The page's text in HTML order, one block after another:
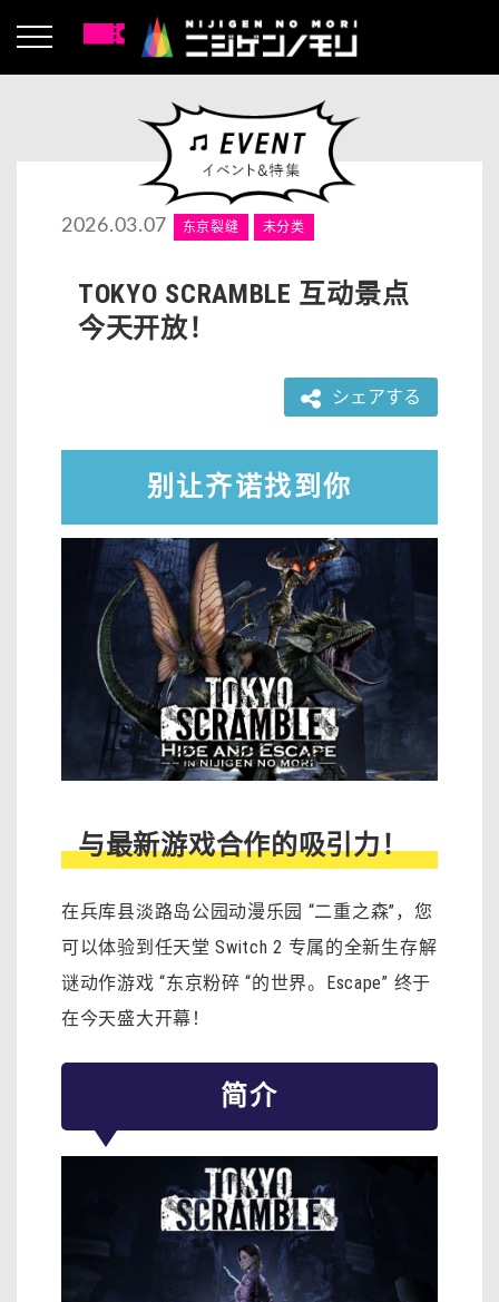
2026.03.07 东京裂缝 未分类
TOKYO SCRAMBLE 互动景点
今天开放！
シェアする
别让齐诺找到你
与最新游戏合作的吸引力！
在兵库县淡路岛公园动漫乐园 “二重之森”，您
可以体验到任天堂 Switch 2 专属的全新生存解
谜动作游戏 “东京粉碎 “的世界。Escape” 终于
在今天盛大开幕！
简介